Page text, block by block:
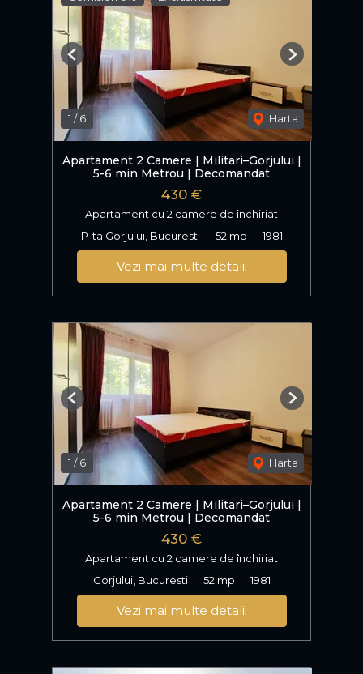
1 /6 Harta
Previous Next
Apartament 2 Camere | Militari–Gorjului |
5-6 min Metrou | Decomandat
430 €
Apartament cu 2 camere de închiriat
P-ta Gorjului, Bucuresti
52 mp 1981
Vezi mai multe detalii
1 /6 Harta
Previous Next
Apartament 2 Camere | Militari–Gorjului |
5-6 min Metrou | Decomandat
430 €
Apartament cu 2 camere de închiriat
Gorjului, Bucuresti
52 mp 1981
Vezi mai multe detalii